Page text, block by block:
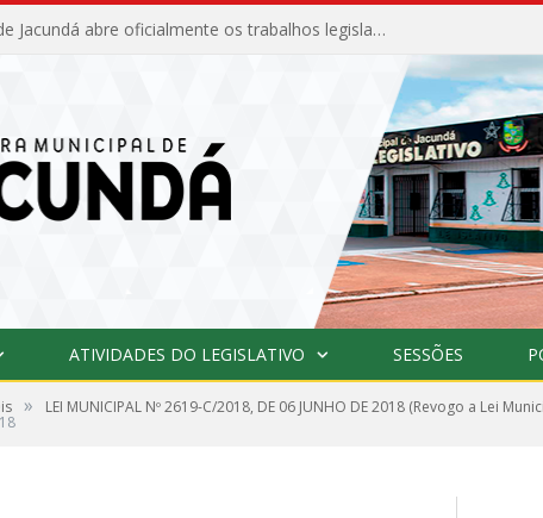
Câmara Municipal de Jacundá abre oficialmente os trabalhos legislativos de 2026
ATIVIDADES DO LEGISLATIVO SESSÕES
» LEI MUNICIPAL Nº 2619-C/2018, DE 06 JUNHO DE 2018 (Revogo a Lei